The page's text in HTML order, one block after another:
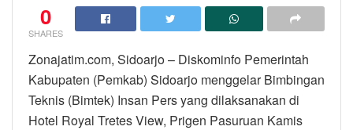
0
SHARES
Zonajatim.com, Sidoarjo – Diskominfo Pemerintah
Kabupaten (Pemkab) Sidoarjo menggelar Bimbingan
Teknis (Bimtek) Insan Pers yang dilaksanakan di
Hotel Royal Tretes View, Prigen Pasuruan Kamis